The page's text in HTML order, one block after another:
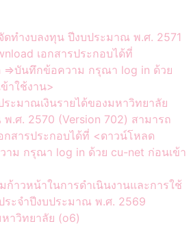
ดทำงบลงทุน ปีงบประมาณ พ.ศ. 2571
เอกสารประกอบได้ที่
=>บันทึกข้อความ กรุณา log in ด้วย
าใช้งาน>
ระมาณเงินรายได้ของมหาวิทยาลัย
.ศ. 2570 (Version 702) สามารถ
กสารประกอบได้ที่ <ดาวน์โหลด
าม กรุณา log in ด้วย cu-net ก่อนเข้า
ก้าวหน้าในการดำเนินงานและการใช้
ระจำปีงบประมาณ พ.ศ. 2569
าวิทยาลัย (o6)